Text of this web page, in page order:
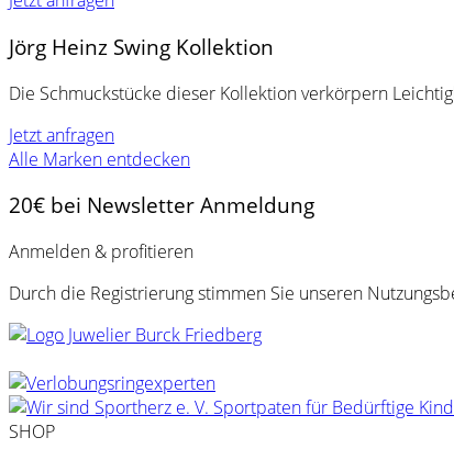
Jörg Heinz Swing Kollektion
Die Schmuckstücke dieser Kollektion verkörpern
Jetzt anfragen
Alle Marken entdecken
20€ bei Newsletter Anmeldung
Anmelden & profitieren
Durch die Registrierung stimmen Sie unseren
SHOP